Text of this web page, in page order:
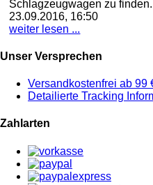
Schlagzeugwagen zu finden.
23.09.2016, 16:50
weiter lesen ...
Unser Versprechen
Versandkostenfrei ab 99
Detailierte Tracking
Zahlarten